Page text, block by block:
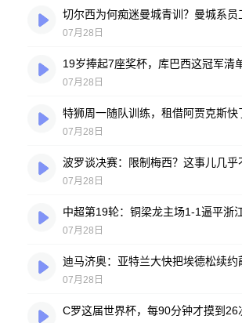
07月28日
07月28日
07月28日
07月28日
07月28日
07月28日